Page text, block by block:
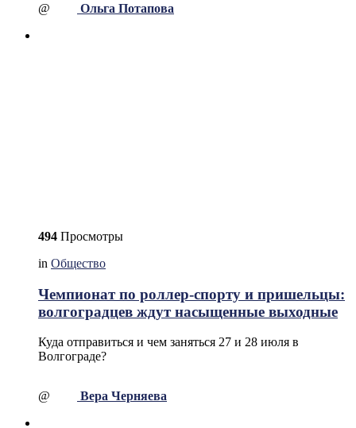
@ Ольга Потапова
494 Просмотры
in Общество
Чемпионат по роллер-спорту и пришельцы:
волгоградцев ждут насыщенные выходные
Куда отправиться и чем заняться 27 и 28 июля в
Волгограде?
@ Вера Черняева